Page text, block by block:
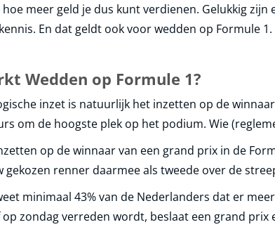
meer geld je dus kunt verdienen. Gelukkig
En dat geldt ook voor wedden op Formule 1.
Wedden op Formule 1?
inzet is natuurlijk het inzetten op de
om de hoogste plek op het podium. Wie
op de winnaar van een grand prix in de
gekozen renner daarmee als tweede over de
minimaal 43% van de Nederlanders dat er
op zondag verreden wordt, beslaat een grand